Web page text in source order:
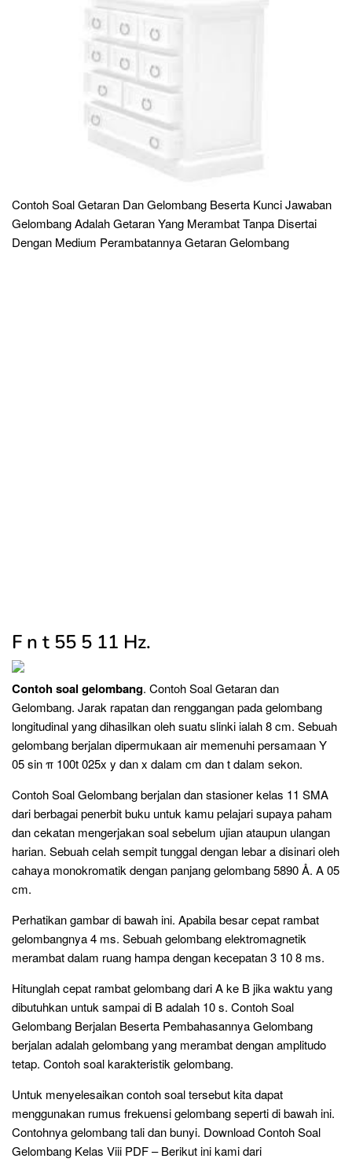
Contoh Soal Getaran Dan Gelombang Beserta Kunci Jawaban
Gelombang Adalah Getaran Yang Merambat Tanpa Disertai
Dengan Medium Perambatannya Getaran Gelombang
F n t 55 5 11 Hz.
Contoh soal gelombang. Contoh Soal Getaran dan
Gelombang. Jarak rapatan dan renggangan pada gelombang
longitudinal yang dihasilkan oleh suatu slinki ialah 8 cm. Sebuah
gelombang berjalan dipermukaan air memenuhi persamaan Y
05 sin π 100t 025x y dan x dalam cm dan t dalam sekon.
Contoh Soal Gelombang berjalan dan stasioner kelas 11 SMA
dari berbagai penerbit buku untuk kamu pelajari supaya paham
dan cekatan mengerjakan soal sebelum ujian ataupun ulangan
harian. Sebuah celah sempit tunggal dengan lebar a disinari oleh
cahaya monokromatik dengan panjang gelombang 5890 Å. A 05
cm.
Perhatikan gambar di bawah ini. Apabila besar cepat rambat
gelombangnya 4 ms. Sebuah gelombang elektromagnetik
merambat dalam ruang hampa dengan kecepatan 3 10 8 ms.
Hitunglah cepat rambat gelombang dari A ke B jika waktu yang
dibutuhkan untuk sampai di B adalah 10 s. Contoh Soal
Gelombang Berjalan Beserta Pembahasannya Gelombang
berjalan adalah gelombang yang merambat dengan amplitudo
tetap. Contoh soal karakteristik gelombang.
Untuk menyelesaikan contoh soal tersebut kita dapat
menggunakan rumus frekuensi gelombang seperti di bawah ini.
Contohnya gelombang tali dan bunyi. Download Contoh Soal
Gelombang Kelas Viii PDF – Berikut ini kami dari